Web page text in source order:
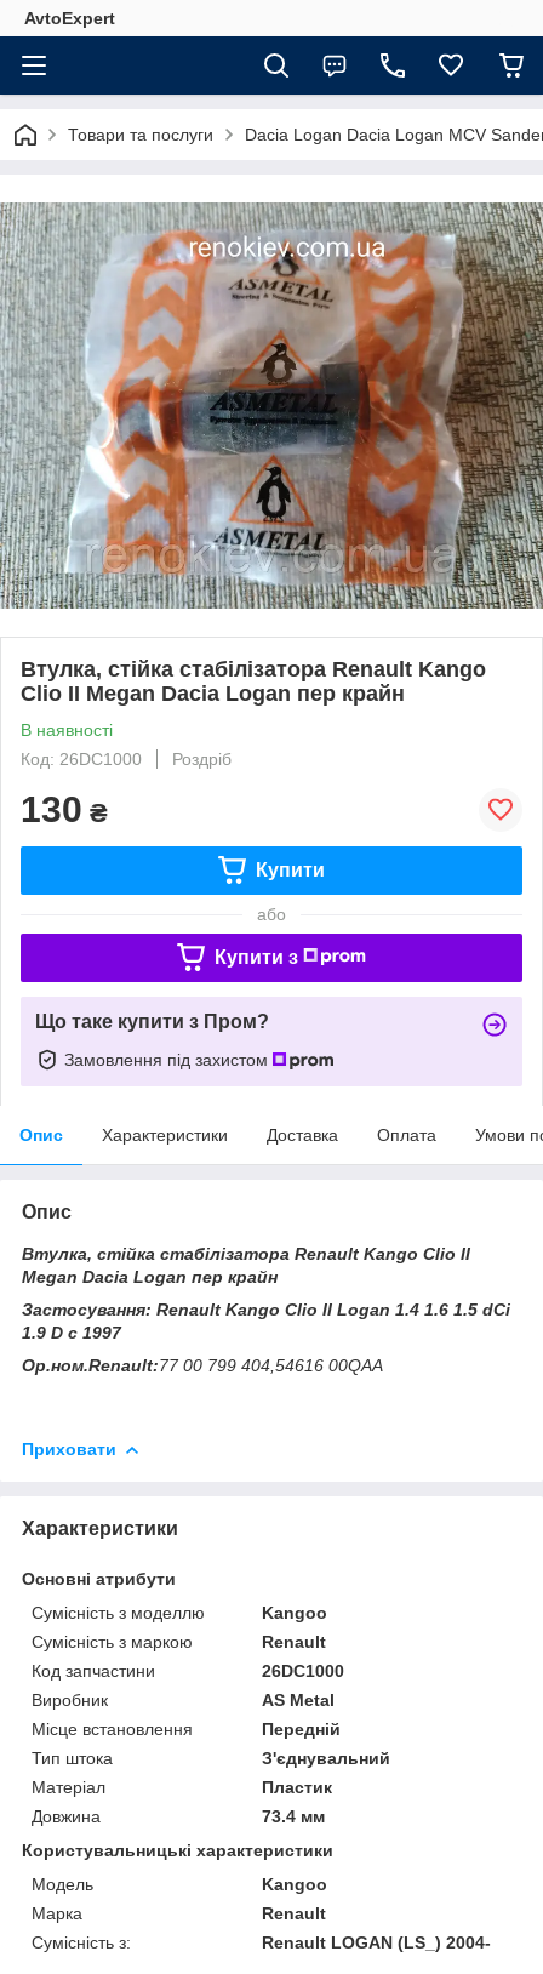
AvtoExpert
Товари та послуги Dacia Logan Dacia Logan MCV
Втулка, стійка стабілізатора Renault Kango
Clio II Megan Dacia Logan пер крайн
В наявності
Код: 26DC1000
Роздріб
130 ₴
Купити
або
Купити з
Що таке купити з Пром?
Замовлення під захистом
Опис Характеристики Доставка Оплата Умови
Опис
Втулка, стійка стабілізатора Renault Kango Clio II
Megan Dacia Logan пер крайн
Застосування: Renault Kango Clio II Logan 1.4 1.6 1.5 dCi
1.9 D c 1997
Ор.ном.Renault:77 00 799 404,54616 00QAA
Приховати
Характеристики
Основні атрибути
Сумісність з моделлю
Kangoo
Сумісність з маркою
Renault
Код запчастини
26DC1000
Виробник
AS Metal
Місце встановлення
Передній
Тип штока
З'єднувальний
Матеріал
Пластик
Довжина
73.4 мм
Користувальницькі характеристики
Модель
Kangoo
Марка
Renault
Сумісність з:
Renault LOGAN (LS_) 2004-